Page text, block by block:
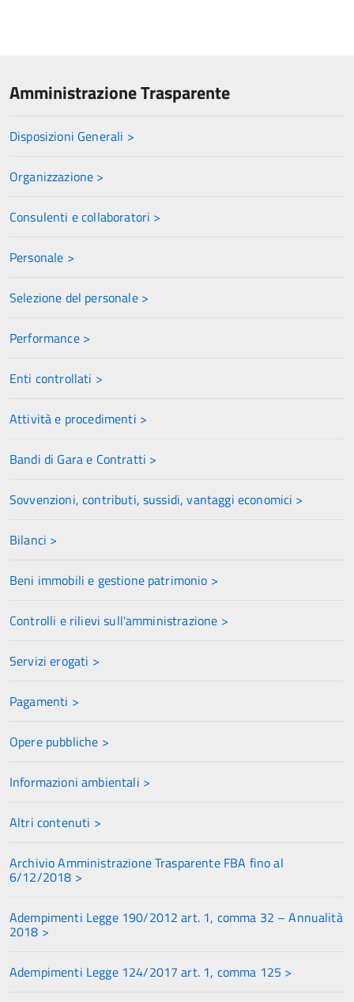
Amministrazione Trasparente
Disposizioni Generali >
Organizzazione >
Consulenti e collaboratori >
Personale >
Selezione del personale >
Performance >
Enti controllati >
Attività e procedimenti >
Bandi di Gara e Contratti >
Sovvenzioni, contributi, sussidi, vantaggi economici >
Bilanci >
Beni immobili e gestione patrimonio >
Controlli e rilievi sull'amministrazione >
Servizi erogati >
Pagamenti >
Opere pubbliche >
Informazioni ambientali >
Altri contenuti >
Archivio Amministrazione Trasparente FBA fino al
6/12/2018 >
Adempimenti Legge 190/2012 art. 1, comma 32 – Annualità
2018 >
Adempimenti Legge 124/2017 art. 1, comma 125 >